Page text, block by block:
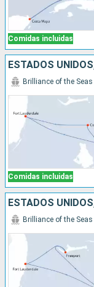
Comidas incluidas
ESTADOS
Comidas incluidas
Brilliance of the Seas
ESTADOS
Brilliance of the Seas